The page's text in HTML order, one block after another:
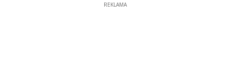
REKLAMA